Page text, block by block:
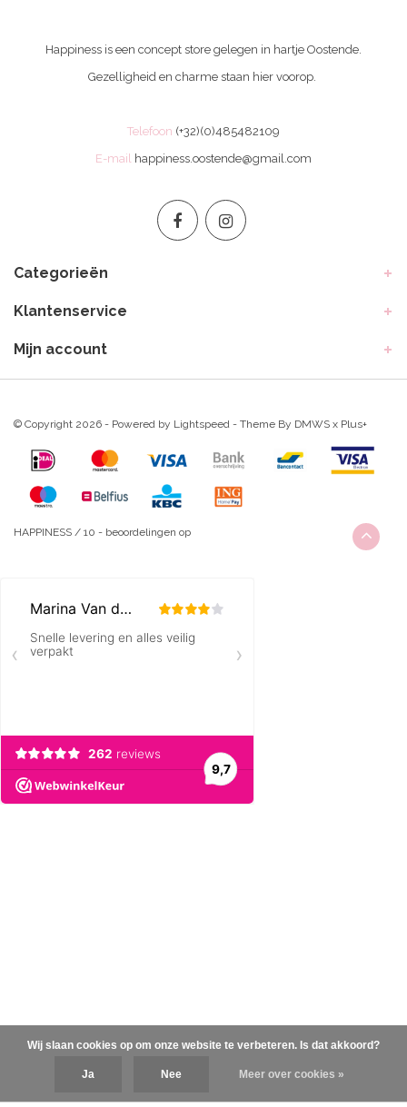
Happiness is een concept store gelegen in hartje Oostende.
Gezelligheid en charme staan hier voorop.
Telefoon (+32)(0)485482109
E-mail happiness.oostende@gmail.com
Categorieën
Klantenservice
Mijn account
© Copyright 2026 - Powered by Lightspeed - Theme By DMWS x Plus+
HAPPINESS / 10 - beoordelingen op
Wij slaan cookies op om onze website te verbeteren. Is dat akkoord?
Ja Nee Meer over cookies »